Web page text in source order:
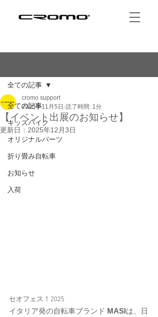
全ての記事
キッズバイク
オリジナルパーツ
折り畳み自転車
お知らせ
入荷
全ての記事
【イベント出展のお知らせ】
cromo support
2025年11月5日 読了時間: 1分
更新日： 2025年12月3日
セオフェス！2025
イタリア発の自転車ブランド MASIは、日